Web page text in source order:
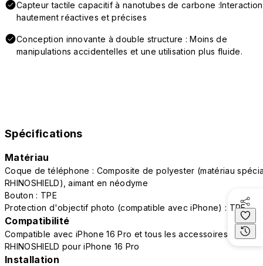
Capteur tactile capacitif à nanotubes de carbone
hautement réactives et précises
Conception innovante à double structure : Moins de
manipulations accidentelles et une utilisation plus fluide.
Spécifications
Matériau
Coque de téléphone : Composite de polyester (matériau
RHINOSHIELD), aimant en néodyme
Bouton : TPE
Protection d'objectif photo (compatible avec iPhone) : TPE
Compatibilité
Compatible avec iPhone 16 Pro et tous les accessoires
RHINOSHIELD pour iPhone 16 Pro
Installation